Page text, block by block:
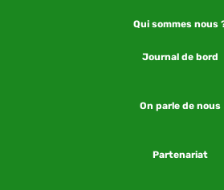
Qui sommes nous
Journal de bord
On parle de nous
Partenariat